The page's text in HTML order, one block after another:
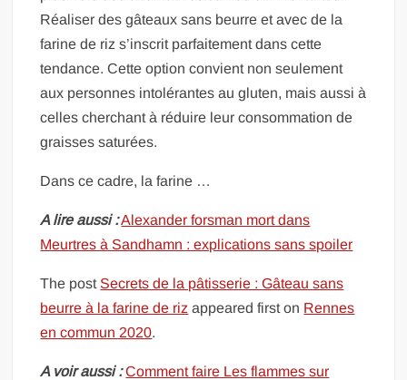
Réaliser des gâteaux sans beurre et avec de la
farine de riz s’inscrit parfaitement dans cette
tendance. Cette option convient non seulement
aux personnes intolérantes au gluten, mais aussi à
celles cherchant à réduire leur consommation de
graisses saturées.
Dans ce cadre, la farine …
A lire aussi :Alexander forsman mort dans
Meurtres à Sandhamn : explications sans spoiler
The post Secrets de la pâtisserie : Gâteau sans
beurre à la farine de riz appeared first on Rennes
en commun 2020.
A voir aussi : Comment faire Les flammes sur